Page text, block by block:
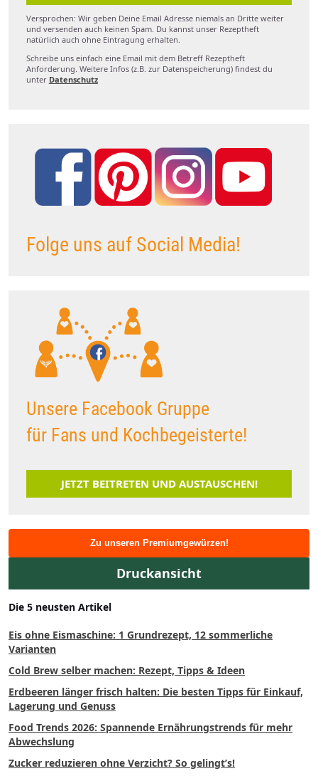
Versprochen: Wir geben Deine Email Adresse niemals an Dritte weiter
und versenden auch keinen Spam. Du kannst unser Rezeptheft
natürlich auch ohne Eintragung erhalten.
Schreibe uns einfach eine Email mit dem Betreff Rezeptheft
Anforderung. Weitere Infos (z.B. zur Datenspeicherung) findest du
unter Datenschutz
Folge uns auf Social Media!
Unsere Facebook Gruppe
für Fans und Kochbegeisterte!
JETZT BEITRETEN UND AUSTAUSCHEN!
Zu unseren Premiumgewürzen!
Druckansicht
Die 5 neusten Artikel
Eis ohne Eismaschine: 1 Grundrezept, 12 sommerliche
Varianten
Cold Brew selber machen: Rezept, Tipps & Ideen
Erdbeeren länger frisch halten: Die besten Tipps für Einkauf,
Lagerung und Genuss
Food Trends 2026: Spannende Ernährungstrends für mehr
Abwechslung
Zucker reduzieren ohne Verzicht? So gelingt’s!